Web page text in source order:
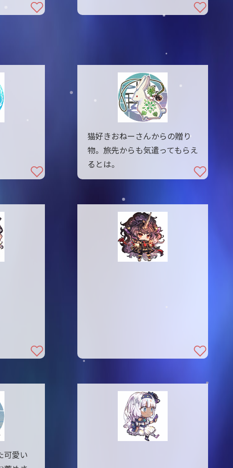
猫好きおねーさんからの贈り
物。旅先からも気遣ってもらえ
るとは。
可愛い